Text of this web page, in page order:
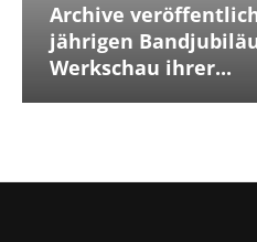
Archive
jährigen
Werkschau ihrer...